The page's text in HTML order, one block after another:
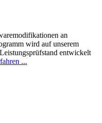
an
wird auf unserem
entwickelt
...